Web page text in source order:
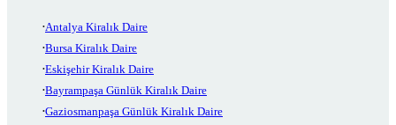
Antalya Kiralık Daire
Bursa Kiralık Daire
Eskişehir Kiralık Daire
Bayrampaşa Günlük Kiralık Daire
Gaziosmanpaşa Günlük Kiralık Daire